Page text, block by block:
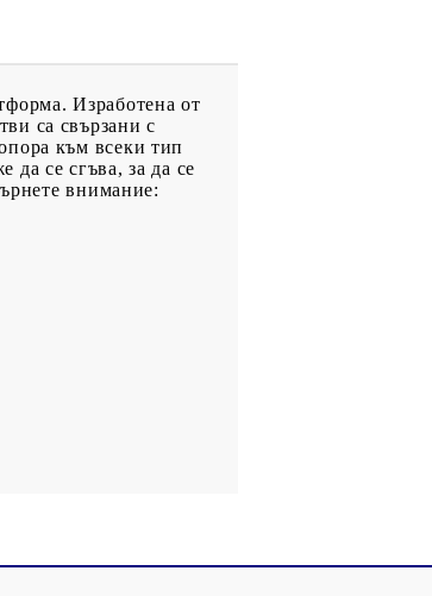
Изработена от
са свързани с
към всеки тип
се сгъва, за да се
внимание: